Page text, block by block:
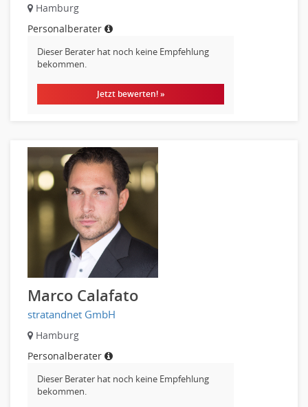
Hamburg
Personalberater
Dieser Berater hat noch keine Empfehlung
bekommen.
Jetzt bewerten! »
Marco Calafato
stratandnet GmbH
Hamburg
Personalberater
Dieser Berater hat noch keine Empfehlung
bekommen.